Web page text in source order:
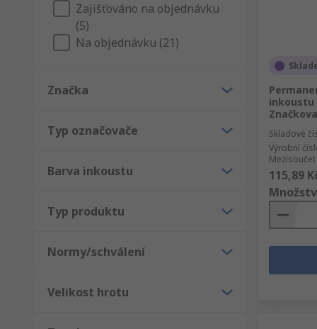
Zajišťováno na objednávku
(5)
Na objednávku (21)
Značka
Typ označovače
Barva inkoustu
Typ produktu
Normy/schválení
Velikost hrotu
inkoustu
Skladové
Výrobní
115,89